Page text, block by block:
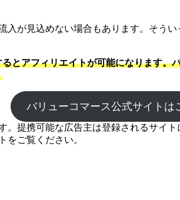
が見込めない場合もあります。そう
とアフィリエイトが可能になります
バリューコマース公式サイトは
。提携可能な広告主は登録されるサイ
をご覧ください。